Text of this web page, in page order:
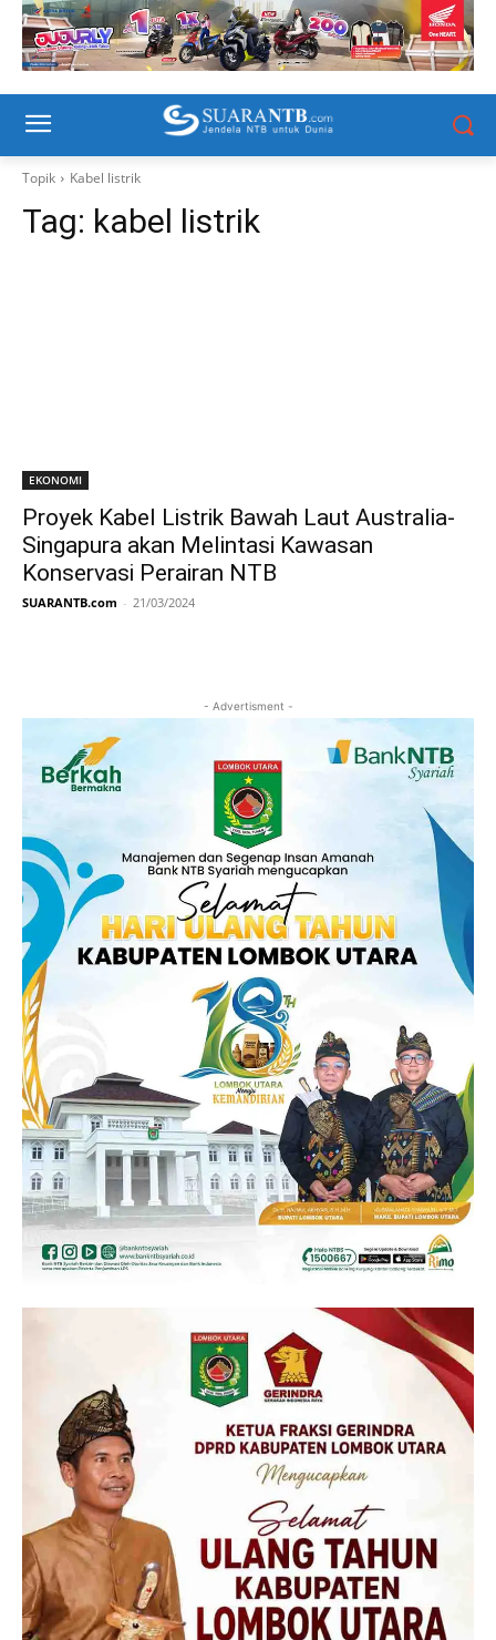
Topik Kabel listrik
Tag: kabel listrik
EKONOMI
Proyek Kabel Listrik Bawah Laut Australia-
Singapura akan Melintasi Kawasan
Konservasi Perairan NTB
SUARANTB.com - 21/03/2024
- Advertisment -